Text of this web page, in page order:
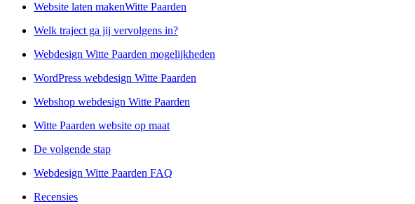
Website laten makenWitte Paarden
Welk traject ga jij vervolgens in?
Webdesign Witte Paarden mogelijkheden
WordPress webdesign Witte Paarden
Webshop webdesign Witte Paarden
Witte Paarden website op maat
De volgende stap
Webdesign Witte Paarden FAQ
Recensies